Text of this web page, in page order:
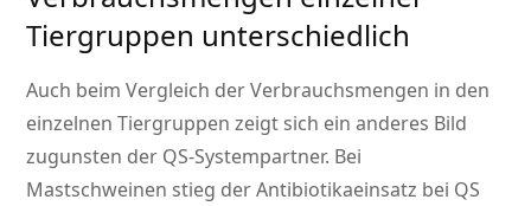
Tiergruppen unterschiedlich
Auch beim Vergleich der Verbrauchsmengen in den
einzelnen Tiergruppen zeigt sich ein anderes Bild
zugunsten der QS-Systempartner. Bei
Mastschweinen stieg der Antibiotikaeinsatz bei QS